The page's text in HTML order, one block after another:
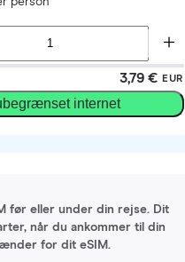
3,79 € EUR
internet
før eller under din rejse. Dit
når du ankommer til din
for dit eSIM.